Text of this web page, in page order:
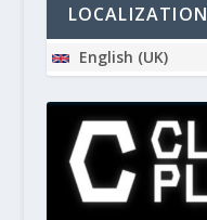
LOCALIZATION
English (UK)